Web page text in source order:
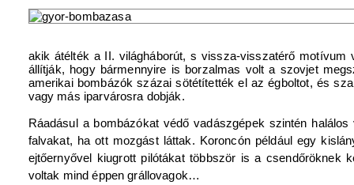
akik átélték a II. világháborút, s vissza-visszatérő
állítják, hogy bármennyire is borzalmas volt a szovjet
amerikai bombázók százai sötétítették el az égboltot, és
vagy más iparvárosra dobják.
Ráadásul a bombázókat védő vadászgépek szintén
falvakat, ha ott mozgást láttak. Koroncón például egy
ejtőernyővel kiugrott pilótákat többször is a csendőröknek
voltak mind éppen grállovagok…